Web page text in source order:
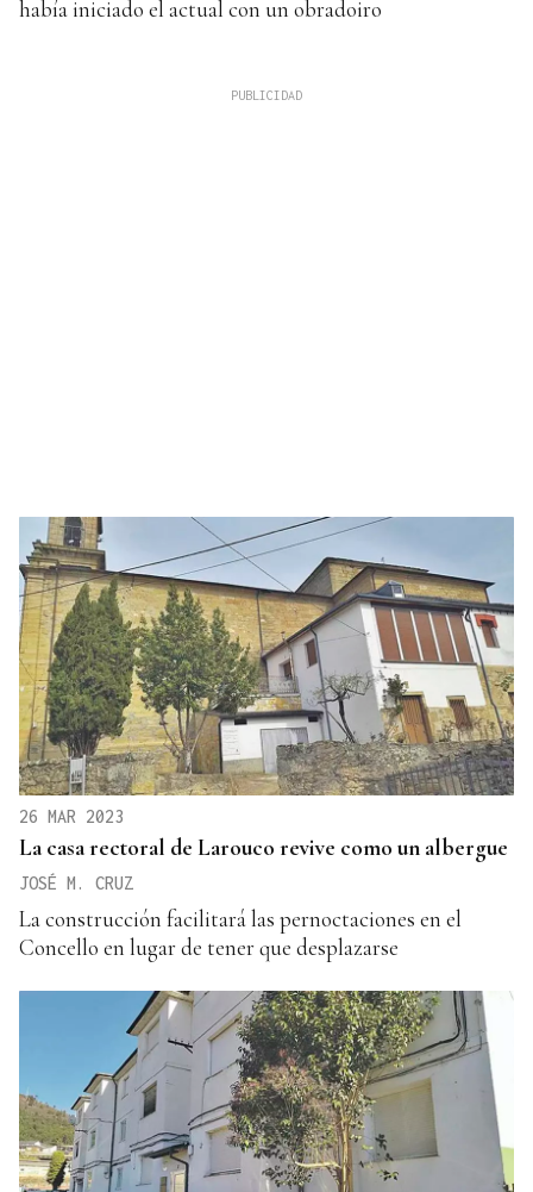
había iniciado el actual con un obradoiro
26 MAR 2023
La casa rectoral de Larouco revive como un albergue
JOSÉ M. CRUZ
La construcción facilitará las pernoctaciones en el
Concello en lugar de tener que desplazarse